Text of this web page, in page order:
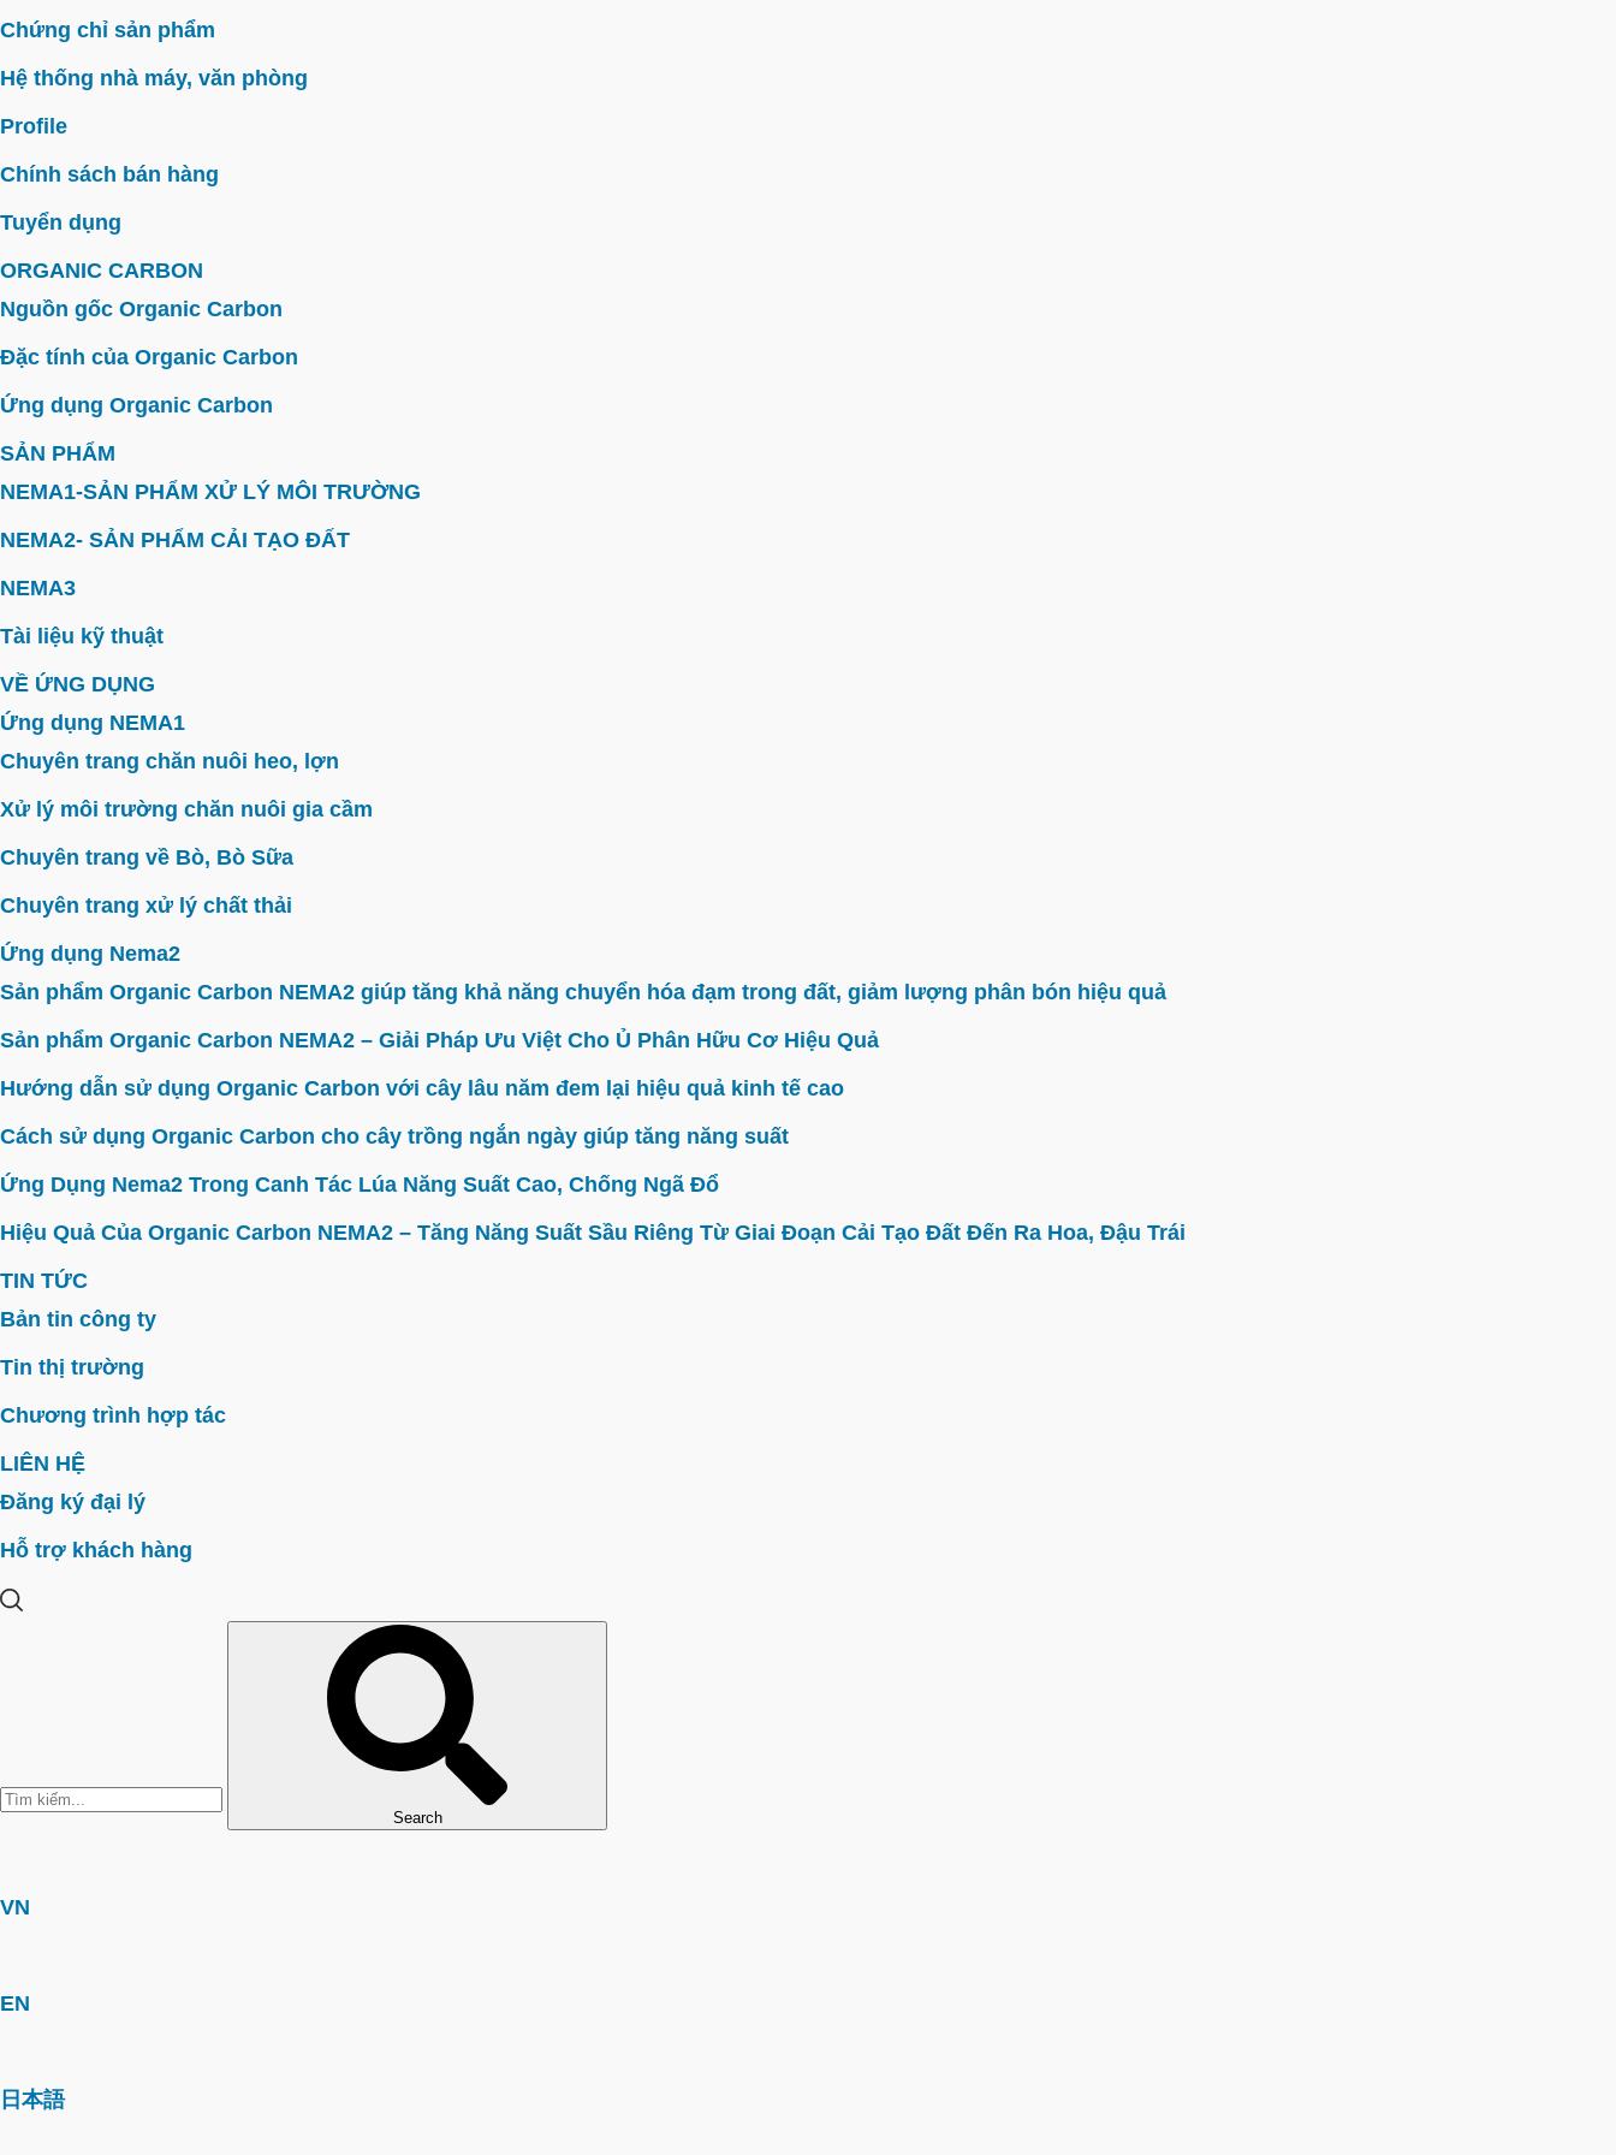
Chứng chỉ sản phẩm
Hệ thống nhà máy, văn phòng
Profile
Chính sách bán hàng
Tuyển dụng
ORGANIC CARBON
Nguồn gốc Organic Carbon
Đặc tính của Organic Carbon
Ứng dụng Organic Carbon
SẢN PHẨM
NEMA1-SẢN PHẨM XỬ LÝ MÔI TRƯỜNG
NEMA2- SẢN PHẨM CẢI TẠO ĐẤT
NEMA3
Tài liệu kỹ thuật
VỀ ỨNG DỤNG
Ứng dụng NEMA1
Chuyên trang chăn nuôi heo, lợn
Xử lý môi trường chăn nuôi gia cầm
Chuyên trang về Bò, Bò Sữa
Chuyên trang xử lý chất thải
Ứng dụng Nema2
Sản phẩm Organic Carbon NEMA2 giúp tăng khả năng chuyển hóa đạm trong đất, giảm lượng phân bón hiệu quả
Sản phẩm Organic Carbon NEMA2 – Giải Pháp Ưu Việt Cho Ủ Phân Hữu Cơ Hiệu Quả
Hướng dẫn sử dụng Organic Carbon với cây lâu năm đem lại hiệu quả kinh tế cao
Cách sử dụng Organic Carbon cho cây trồng ngắn ngày giúp tăng năng suất
Ứng Dụng Nema2 Trong Canh Tác Lúa Năng Suất Cao, Chống Ngã Đổ
Hiệu Quả Của Organic Carbon NEMA2 – Tăng Năng Suất Sầu Riêng Từ Giai Đoạn Cải Tạo Đất Đến Ra Hoa, Đậu Trái
TIN TỨC
Bản tin công ty
Tin thị trường
Chương trình hợp tác
LIÊN HỆ
Đăng ký đại lý
Hỗ trợ khách hàng
Search
VN
EN
日本語